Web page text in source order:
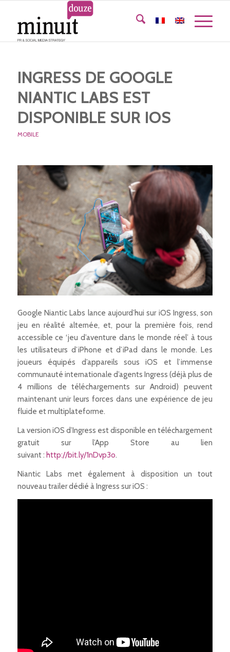
INGRESS DE GOOGLE
NIANTIC LABS EST
DISPONIBLE SUR IOS
MOBILE
Google Niantic Labs lance aujourd’hui sur iOS Ingress, son
jeu en réalité alternée, et, pour la première fois, rend
accessible ce ‘jeu d’aventure dans le monde réel’ à tous
les utilisateurs d’iPhone et d’iPad dans le monde. Les
joueurs équipés d’appareils sous iOS et l’immense
communauté internationale d’agents Ingress (déjà plus de
4 millions de téléchargements sur Android) peuvent
maintenant unir leurs forces dans une expérience de jeu
fluide et multiplateforme.
La version iOS d’Ingress est disponible en téléchargement
gratuit sur l’App Store au lien
suivant : http://bit.ly/1nDvp3o.
Niantic Labs met également à disposition un tout
nouveau trailer dédié àIngress sur iOS :